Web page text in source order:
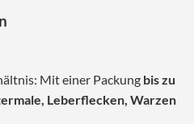
Mit einer Packung bis zu
Leberflecken, Warzen